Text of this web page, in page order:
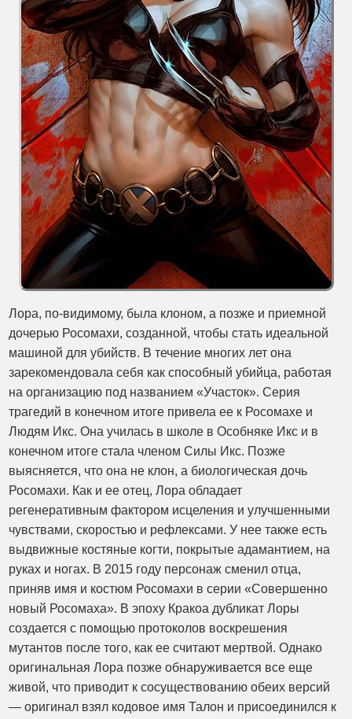
Лора, по-видимому, была клоном, а позже и приемной
дочерью Росомахи, созданной, чтобы стать идеальной
машиной для убийств. В течение многих лет она
зарекомендовала себя как способный убийца, работая
на организацию под названием «Участок». Серия
трагедий в конечном итоге привела ее к Росомахе и
Людям Икс. Она училась в школе в Особняке Икс и в
конечном итоге стала членом Силы Икс. Позже
выясняется, что она не клон, а биологическая дочь
Росомахи. Как и ее отец, Лора обладает
регенеративным фактором исцеления и улучшенными
чувствами, скоростью и рефлексами. У нее также есть
выдвижные костяные когти, покрытые адамантием, на
руках и ногах. В 2015 году персонаж сменил отца,
приняв имя и костюм Росомахи в серии «Совершенно
новый Росомаха». В эпоху Кракоа дубликат Лоры
создается с помощью протоколов воскрешения
мутантов после того, как ее считают мертвой. Однако
оригинальная Лора позже обнаруживается все еще
живой, что приводит к сосуществованию обеих версий
— оригинал взял кодовое имя Талон и присоединился к